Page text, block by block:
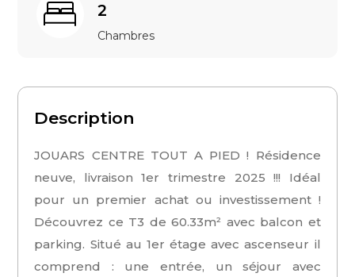
2
Chambres
Description
JOUARS CENTRE TOUT A PIED ! Résidence
neuve, livraison 1er trimestre 2025 !!! Idéal
pour un premier achat ou investissement !
Découvrez ce T3 de 60.33m² avec balcon et
parking. Situé au 1er étage avec ascenseur il
comprend : une entrée, un séjour avec